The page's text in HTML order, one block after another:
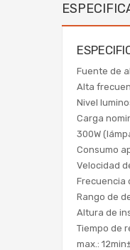
Fuente de
Alta
Nivel
Carga
300W
Consumo
Velocidad
Frecuencia
Rango de
Altura de
Tiempo de
max.: